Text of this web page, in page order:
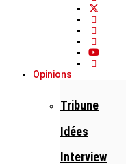
Opinions
Tribune
Idées
Interview